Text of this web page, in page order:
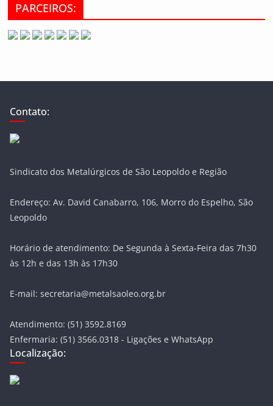
PARCEIROS:
Contato:
Sindicato dos Metalúrgicos de São Leopoldo e Região
Endereço: Av. David Canabarro, 106, Morro do Espelho, São
Leopoldo
Horário de atendimento: De Segunda à Sexta-Feira das 7h30
às 12h e das 13h às 17h30
E-mail: secretaria@metalsaoleo.org.br
Atendimento: (51) 3592.8169
Enfermaria: (51) 3566.0318 - Ligações e WhatsApp
Localização: